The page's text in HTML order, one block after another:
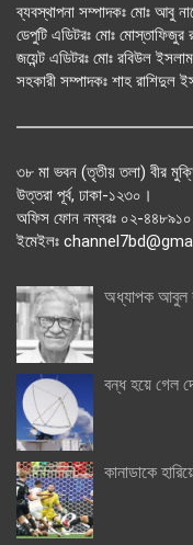
ব্যবস্থাপনা সম্পাদকঃ মোঃ আবু
ডেপুটি এডিটরঃ মোঃ মোস্তাফিজুর
জয়েন্ট এডিটরঃ মোঃ রবিউল ইসলাম
সহকারী সম্পাদকঃ শাহ রাশিদুল
৩৮ মা ভবন (তৃতীয় তলা) বীর
উত্তরা পূর্ব, ঢাকা-১২৩০।
অফিস ফোন নম্বরঃ ০২-
ইমেইলঃ
অধ্যাপক আবুল
বন্ধ হয়ে গেল
কানাডাকে